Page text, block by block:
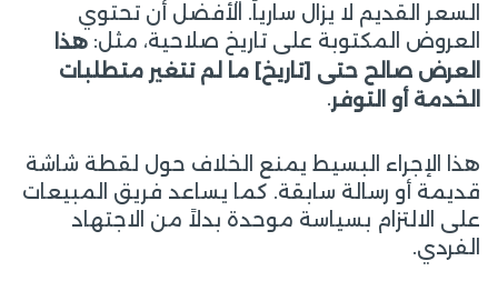
السعر القديم لا يزال سارياً. الأفضل أن تحتوي
العروض المكتوبة على تاريخ صلاحية، مثل: هذا
العرض صالح حتى [تاريخ] ما لم تتغير متطلبات
الخدمة أو التوفر.
هذا الإجراء البسيط يمنع الخلاف حول لقطة شاشة
قديمة أو رسالة سابقة. كما يساعد فريق المبيعات
على الالتزام بسياسة موحدة بدلاً من الاجتهاد
الفردي.